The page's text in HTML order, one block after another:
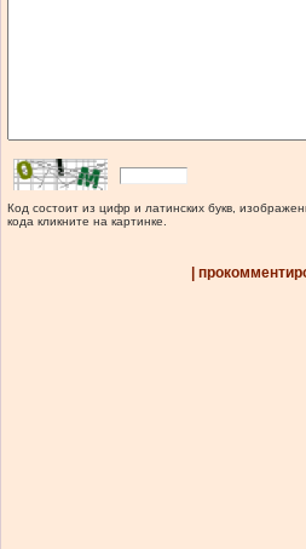
Код состоит из цифр и латинских букв,
кода кликните на картинке.
|